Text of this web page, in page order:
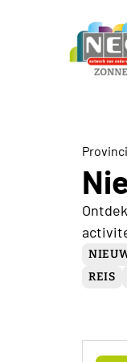
REIS